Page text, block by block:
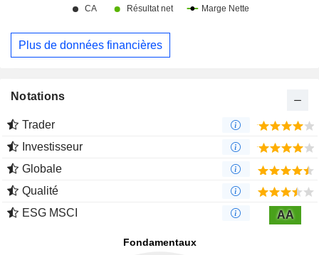
Plus de données financières
Notations
Trader
Investisseur
Globale
Qualité
ESG MSCI
AA